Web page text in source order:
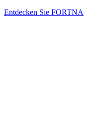
Entdecken Sie FORTNA